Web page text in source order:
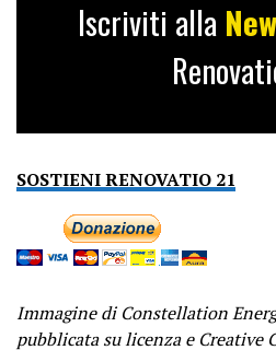
Iscriviti alla
SOSTIENI RENOVATIO 21
Immagine di Constellation
pubblicata su licenza e Creative